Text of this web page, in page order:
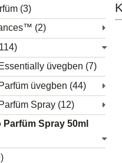
(3)
(2)
üvegben (7)
üvegben (44)
Spray (12)
Spray 50ml